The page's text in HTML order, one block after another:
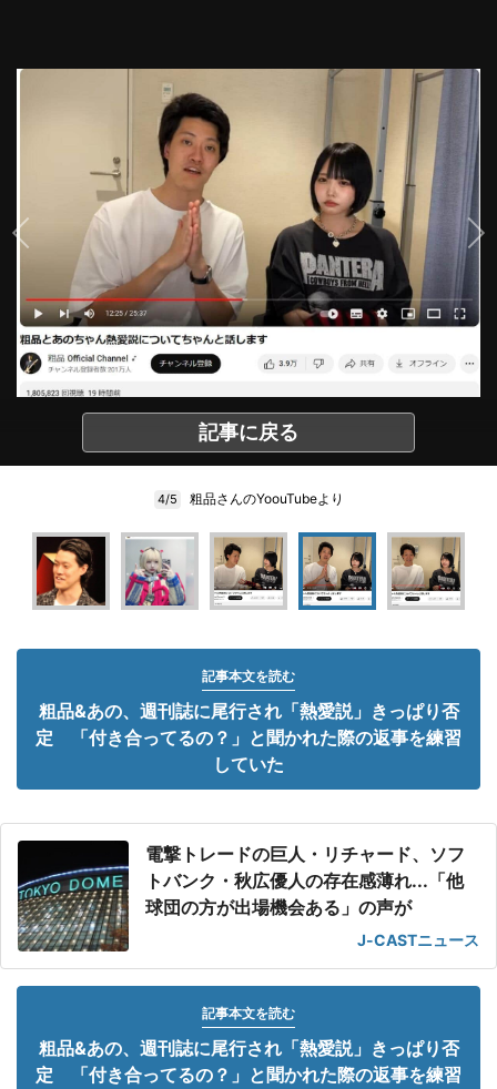
記事に戻る
4/5 粗品さんのYoouTubeより
記事本文を読む
粗品&あの、週刊誌に尾行され「熱愛説」きっぱり否
定 「付き合ってるの？」と聞かれた際の返事を練習
していた
電撃トレードの巨人・リチャード、ソフ
トバンク・秋広優人の存在感薄れ...「他
球団の方が出場機会ある」の声が
J-CASTニュース
記事本文を読む
粗品&あの、週刊誌に尾行され「熱愛説」きっぱり否
定 「付き合ってるの？」と聞かれた際の返事を練習